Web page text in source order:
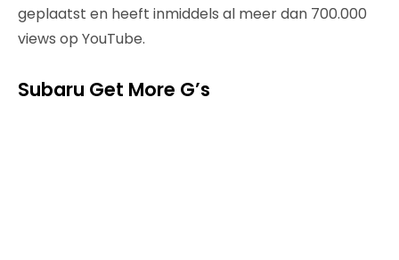
geplaatst en heeft inmiddels al meer dan 700.000
views op YouTube.
Subaru Get More G’s